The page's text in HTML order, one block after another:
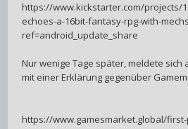
https://www.kickstarter.com/projects/
echoes-a-16bit-fantasy-rpg-with-
ref=android_update_share
Nur wenige Tage später, meldete sich
mit einer Erklärung gegenüber
https://www.gamesmarket.global/